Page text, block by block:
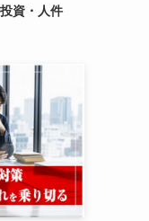
資・人件